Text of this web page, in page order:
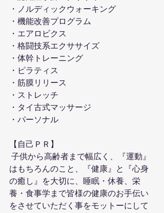
・ノルディックウォーキング
・機能改善プログラム
・エアロビクス
・格闘技系エクササイズ
・体幹トレーニング
・ピラティス
・筋膜リリース
・ストレッチ
・タイ古式マッサージ
・パーソナル
【自己ＰＲ】
子供から高齢者まで幅広く、『運動』
はもちろんのこと、『健康』と『心身
の癒し』を大切に、睡眠・休養、栄
養・食事学まで皆様の健康のお手伝い
をさせていただく事をモットーにして